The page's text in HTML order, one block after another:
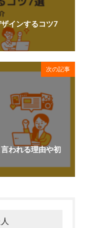
インするコツ7
次の記事
われる理由や初